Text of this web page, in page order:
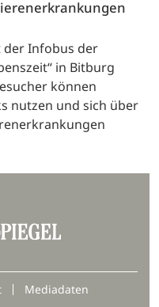
der Infobus der
in Bitburg
können
nutzen und sich über
Mediadaten